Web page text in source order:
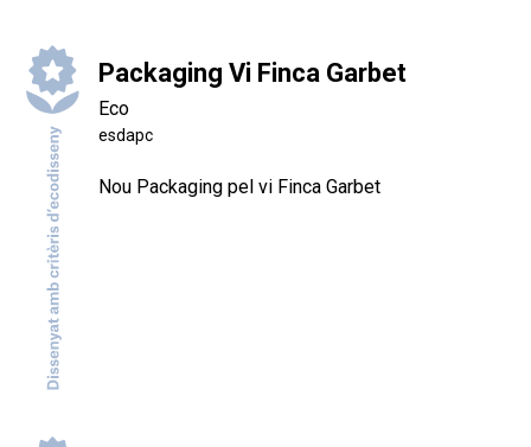
Packaging Vi Finca Garbet
Eco
esdapc
Nou Packaging pel vi Finca Garbet